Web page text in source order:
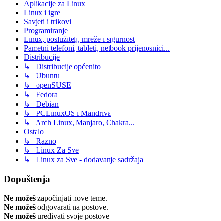
Aplikacije za Linux
Linux i igre
Savjeti i trikovi
Programiranje
Linux, poslužitelj, mreže i sigurnost
Pametni telefoni, tableti, netbook prijenosnici...
Distribucije
↳ Distribucije općenito
↳ Ubuntu
↳ openSUSE
↳ Fedora
↳ Debian
↳ PCLinuxOS i Mandriva
↳ Arch Linux, Manjaro, Chakra...
Ostalo
↳ Razno
↳ Linux Za Sve
↳ Linux za Sve - dodavanje sadržaja
Dopuštenja
Ne možeš započinjati nove teme.
Ne možeš odgovarati na postove.
Ne možeš uređivati svoje postove.